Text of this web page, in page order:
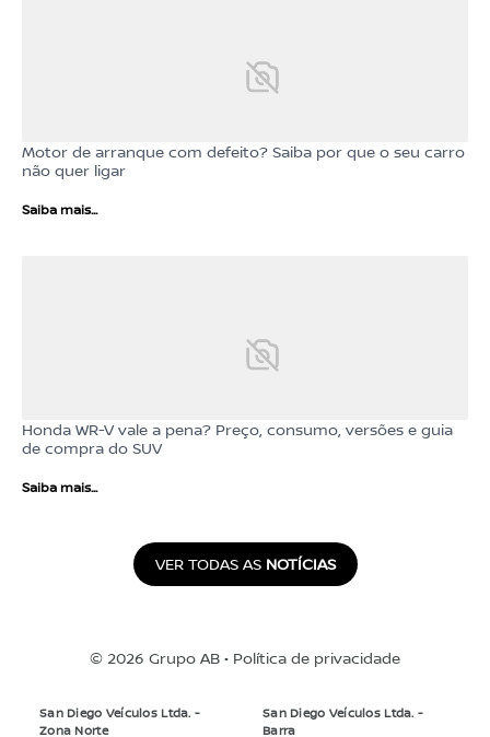
Motor de arranque com defeito? Saiba por que o seu carro
não quer ligar
Saiba mais...
Honda WR-V vale a pena? Preço, consumo, versões e guia
de compra do SUV
Saiba mais...
VER TODAS AS NOTÍCIAS
© 2026 Grupo AB • Política de privacidade
San Diego Veículos Ltda. -
Zona Norte
San Diego Veículos Ltda. -
Barra